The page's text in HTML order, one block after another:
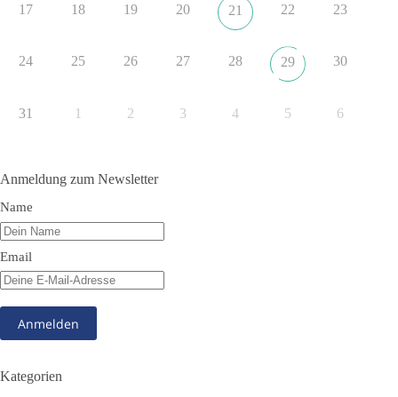
Im Politischen Frühschoppen diskutieren die Teilnehmer das
Verhältnis von Mensch, Natur und Grundgesetz.
Beitrag der AG Strategische Impulse
Kann die Natur Träger eigener Grundrechte sein? Oder würde
eine solche Entwicklung das Fundament unseres
beschäftigte sich die Teilnehmer des Politischen
Frühschoppens der AG Strategische Impulse am 19. Juli 2026.
derzeit in Teilen der Umweltbewegung diskutierten
17 18 19 20 21 22 23
24 25 26 27 28 29 30
31 1 2 3 4 5 6
Anmeldung zum Newsletter
Name
Email
Kategorien